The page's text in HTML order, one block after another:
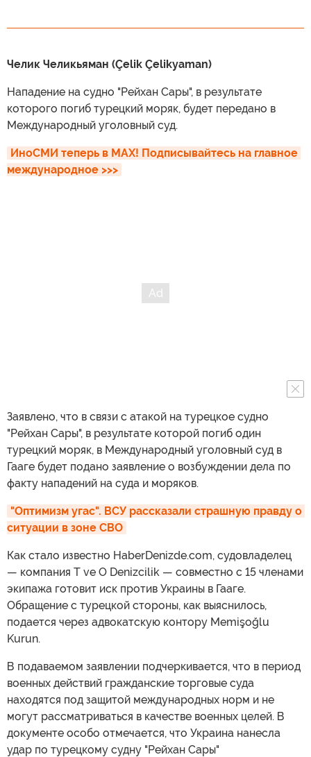
Челик Челикьяман (Çelik Çelikyaman)
Нападение на судно "Рейхан Сары", в результате
которого погиб турецкий моряк, будет передано в
Международный уголовный суд.
ИноСМИ теперь в MAX! Подписывайтесь на главное
международное >>>
Заявлено, что в связи с атакой на турецкое судно
"Рейхан Сары", в результате которой погиб один
турецкий моряк, в Международный уголовный суд в
Гааге будет подано заявление о возбуждении дела по
факту нападений на суда и моряков.
"Оптимизм угас". ВСУ рассказали страшную правду о
ситуации в зоне СВО
Как стало известно HaberDenizde.com, судовладелец
— компания T ve O Denizcilik — совместно с 15 членами
экипажа готовит иск против Украины в Гааге.
Обращение с турецкой стороны, как выяснилось,
подается через адвокатскую контору Memişoğlu
Kurun.
В подаваемом заявлении подчеркивается, что в период
военных действий гражданские торговые суда
находятся под защитой международных норм и не
могут рассматриваться в качестве военных целей. В
документе особо отмечается, что Украина нанесла
удар по турецкому судну "Рейхан Сары"